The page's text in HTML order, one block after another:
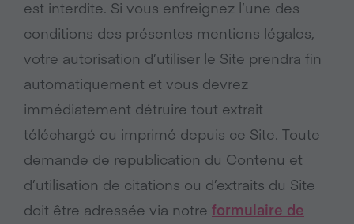
est interdite. Si vous enfreignez l’une des
conditions des présentes mentions légales,
votre autorisation d’utiliser le Site prendra fin
automatiquement et vous devrez
immédiatement détruire tout extrait
téléchargé ou imprimé depuis ce Site. Toute
demande de republication du Contenu et
d’utilisation de citations ou d’extraits du Site
doit être adressée via notre formulaire de